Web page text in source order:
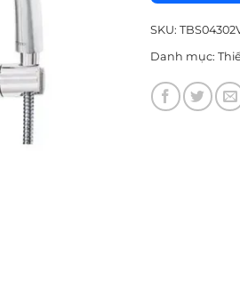
SKU:
Danh mục: